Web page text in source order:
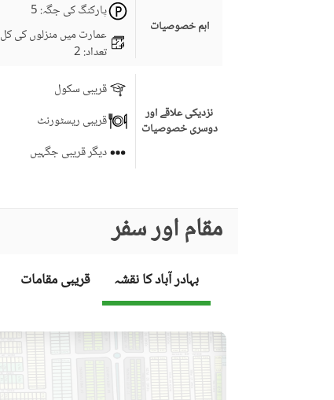
اہم خصوصیات
پارکنگ کی جگہ: 5
عمارت میں منزلوں کی کل
تعداد: 2
نزدیکی علاقے اور
دوسری خصوصیات
قریبی سکول
قریبی ریسٹورنٹ
دیگر قریبی جگہیں
مقام اور سفر
بہادر آباد کا نقشہ قریبی مقامات